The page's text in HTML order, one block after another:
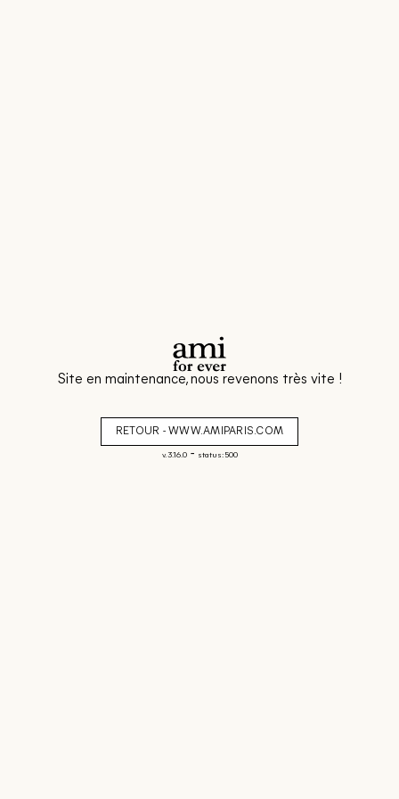
Site en maintenance, nous revenons très vite !
RETOUR - WWW.AMIPARIS.COM
v. 3.16.0- status: 500